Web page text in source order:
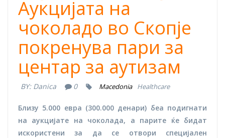
Аукцијата на
чоколадо во Скопје
покренува пари за
центар за аутизам
BY: Danica 0 Macedonia Healthcare
Близу 5.000 евра (300.000 денари) беа подигнати
на аукцијате на чоколада, а парите ќе бидат
искористени за да се отвори специјален